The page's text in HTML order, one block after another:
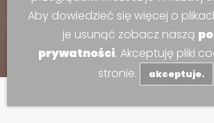
Aby dowiedzieć się więcej o
je usunąć zobacz naszą
prywatności. Akceptuję pliki
stronie.
akceptuje.